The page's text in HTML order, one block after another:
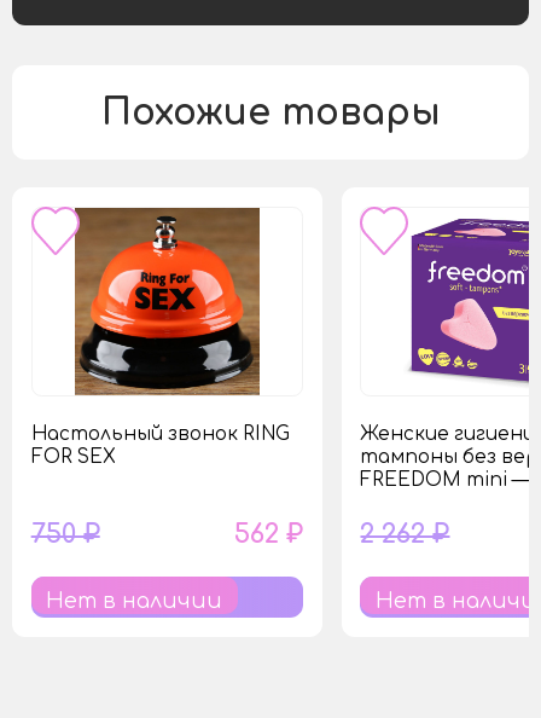
Похожие товары
Настольный звонок RING
FOR SEX
750 ₽ 562 ₽
Нет в наличии
Женские
тампоны без
FREEDOM mini —
2 262 ₽
Нет в